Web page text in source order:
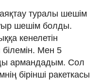
туралы шешім
шешім болды.
кенелетін
Мен 5
армандадым. Сол
бірінші ракеткасы